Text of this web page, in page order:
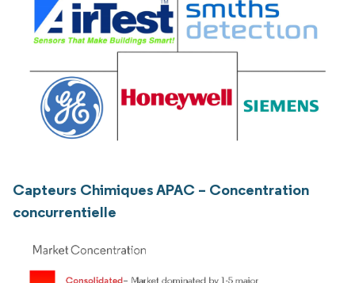
Capteurs Chimiques APAC – Concentration
concurrentielle